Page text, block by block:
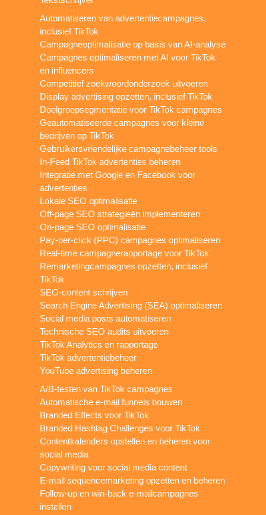
Automatiseren van advertentiecampagnes,
inclusief TikTok
Campagneoptimalisatie op basis van AI-analyse
Campagnes optimaliseren met AI voor TikTok
en influencers
Competitief zoekwoordonderzoek uitvoeren
Display advertising opzetten, inclusief TikTok
Doelgroepsegmentatie voor TikTok campagnes
Geautomatiseerde campagnes voor kleine
bedrijven op TikTok
Gebruikersvriendelijke campagnebeheer tools
In-Feed TikTok advertenties beheren
Integratie met Google en Facebook voor
advertenties
Lokale SEO optimalisatie
Off-page SEO strategieën implementeren
On-page SEO optimalisatie
Pay-per-click (PPC) campagnes optimaliseren
Real-time campagnerapportage voor TikTok
Remarketingcampagnes opzetten, inclusief
TikTok
SEO-content schrijven
Search Engine Advertising (SEA) optimaliseren
Social media posts automatiseren
Technische SEO audits uitvoeren
TikTok Analytics en rapportage
TikTok advertentiebeheer
YouTube advertising beheren
A/B-testen van TikTok campagnes
Automatische e-mail funnels bouwen
Branded Effects voor TikTok
Branded Hashtag Challenges voor TikTok
Contentkalenders opstellen en beheren voor
social media
Copywriting voor social media content
E-mail sequencemarketing opzetten en beheren
Follow-up en win-back e-mailcampagnes
instellen